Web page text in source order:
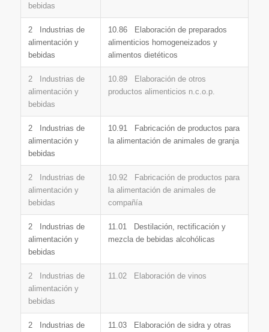
bebidas
2 Industrias de
alimentación y
bebidas
10.86 Elaboración de preparados
alimenticios homogeneizados y
alimentos dietéticos
2 Industrias de
alimentación y
bebidas
10.89 Elaboración de otros
productos alimenticios n.c.o.p.
2 Industrias de
alimentación y
bebidas
10.91 Fabricación de productos para
la alimentación de animales de granja
2 Industrias de
alimentación y
bebidas
10.92 Fabricación de productos para
la alimentación de animales de
compañía
2 Industrias de
alimentación y
bebidas
11.01 Destilación, rectificación y
mezcla de bebidas alcohólicas
2 Industrias de
alimentación y
bebidas
11.02 Elaboración de vinos
2 Industrias de
11.03 Elaboración de sidra y otras